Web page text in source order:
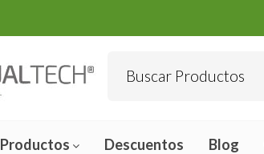
Productos Descuentos Blog